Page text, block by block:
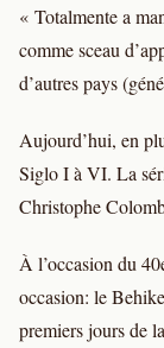
« Totalmente a
comme sceau
d’autres pays
Aujourd’hui, en
Siglo I à VI. La
Christophe
À l’occasion du
occasion: le
premiers jours de